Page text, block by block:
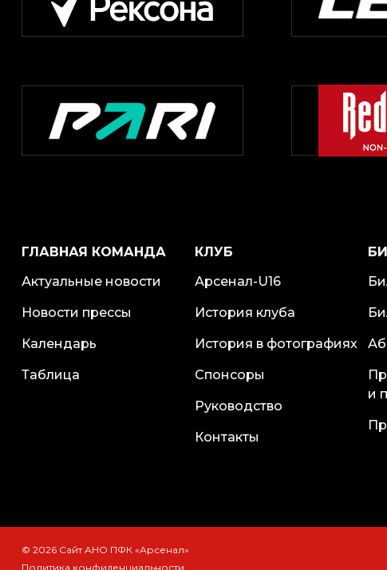
ГЛАВНАЯ КОМАНДА
Актуальные новости
Новости прессы
Календарь
Таблица
КЛУБ
Арсенал-U16
История клуба
История в фотографиях
Спонсоры
Руководство
Контакты
и
© 2026 Сайт АНО ПФК «Арсенал»
Политика конфиденциальности